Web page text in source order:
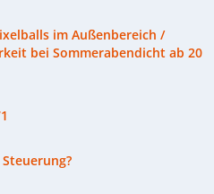
im Außenbereich /
bei Sommerabendicht ab 20